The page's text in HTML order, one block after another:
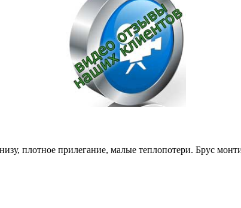
плотное прилегание, малые теплопотери. Брус